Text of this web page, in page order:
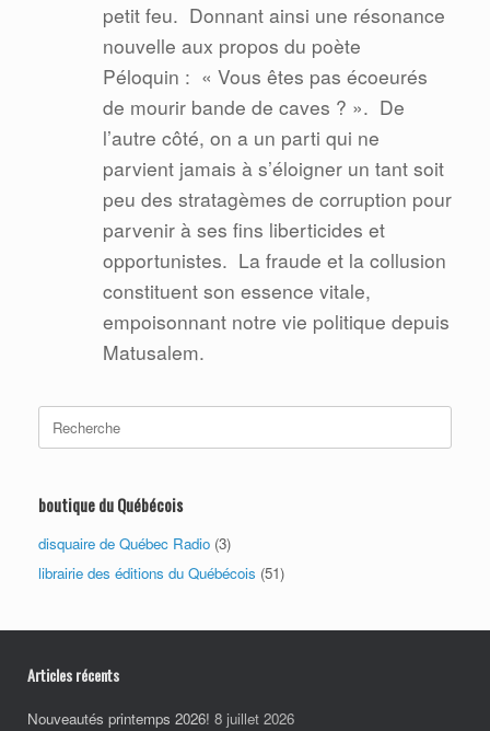
petit feu. Donnant ainsi une résonance
nouvelle aux propos du poète
Péloquin : « Vous êtes pas écoeurés
de mourir bande de caves ? ». De
l’autre côté, on a un parti qui ne
parvient jamais à s’éloigner un tant soit
peu des stratagèmes de corruption pour
parvenir à ses fins liberticides et
opportunistes. La fraude et la collusion
constituent son essence vitale,
empoisonnant notre vie politique depuis
Matusalem.
Search
for:
boutique du Québécois
disquaire de Québec Radio (3)
librairie des éditions du Québécois (51)
Articles récents
Nouveautés printemps 2026! 8 juillet 2026